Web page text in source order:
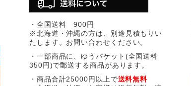
・全国送料 900円
※北海道・沖縄の方は、別途見積もりい
たします。お問い合わせください。
・一部商品に、ゆうパケット(全国送料
350円)で郵送する商品があります。
・商品合計25000円以上で送料無料